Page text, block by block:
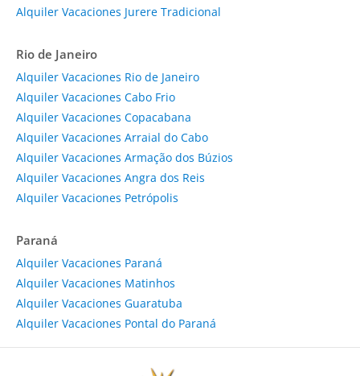
Alquiler Vacaciones Jurere Tradicional
Rio de Janeiro
Alquiler Vacaciones Rio de Janeiro
Alquiler Vacaciones Cabo Frio
Alquiler Vacaciones Copacabana
Alquiler Vacaciones Arraial do Cabo
Alquiler Vacaciones Armação dos Búzios
Alquiler Vacaciones Angra dos Reis
Alquiler Vacaciones Petrópolis
Paraná
Alquiler Vacaciones Paraná
Alquiler Vacaciones Matinhos
Alquiler Vacaciones Guaratuba
Alquiler Vacaciones Pontal do Paraná